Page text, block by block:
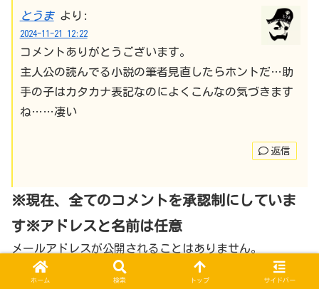
とうま より:
2024-11-21 12:22
コメントありがとうございます。
主人公の読んでる小説の筆者見直したらホントだ…助
手の子はカタカナ表記なのによくこんなの気づきます
ね……凄い
返信
※現在、全てのコメントを承認制にしていま
す※アドレスと名前は任意
メールアドレスが公開されることはありません。
コメント
ホーム 検索 トップ サイドバー